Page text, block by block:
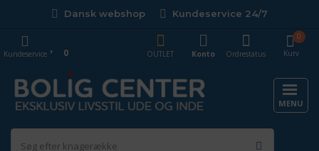
Dansk webshop Kundeservice 24/7
Kurv
0
OUTLET
Konto Ordrestatus
Kundeservice 0
MENU